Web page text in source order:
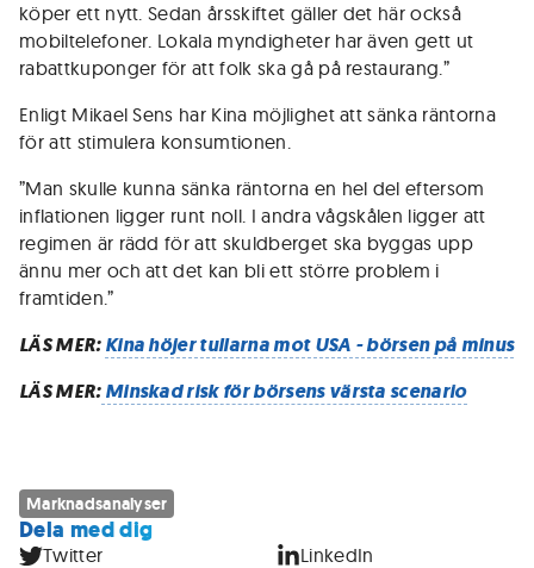
köper ett nytt. Sedan årsskiftet gäller det här också
mobiltelefoner. Lokala myndigheter har även gett ut
rabattkuponger för att folk ska gå på restaurang.”
Enligt Mikael Sens har Kina möjlighet att sänka räntorna
för att stimulera konsumtionen.
”Man skulle kunna sänka räntorna en hel del eftersom
inflationen ligger runt noll. I andra vågskålen ligger att
regimen är rädd för att skuldberget ska byggas upp
ännu mer och att det kan bli ett större problem i
framtiden.”
LÄS MER:Kina höjer tullarna mot USA - börsen på minus
LÄS MER:Minskad risk för börsens värsta scenario
Marknadsanalyser
Dela med dig
Twitter LinkedIn